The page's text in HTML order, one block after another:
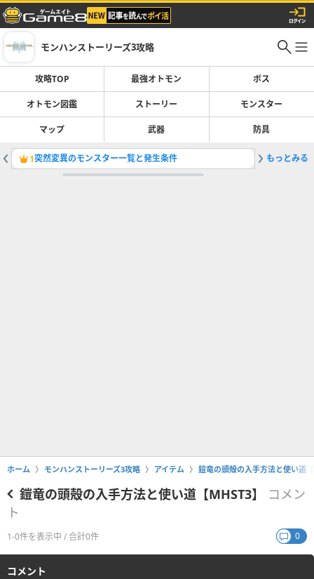
モンハンストーリーズ3攻略
攻略TOP 最強オトモン ボス
オトモン図鑑 ストーリー モンスター
マップ 武器 防具
1突然変異のモンスター一覧と発生条件 2侵獣の
もっとみる
ホーム モンハンストーリーズ3攻略 アイテム 鎧竜の頭殻の入手方法と使い道
鎧竜の頭殻の入手方法と使い道【MHST3】
コメン
ト
1-0件を表示中 / 合計0件 0
コメント